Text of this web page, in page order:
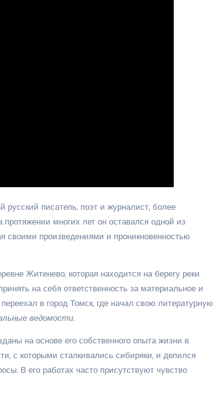
русский писатель, поэт и журналист, более
протяжении многих лет он оставался одной из
своими произведениями и проникновенностью
Житенево, которая находится на берегу реки
на себя ответственность за материальное и
в город Томск, где начал свою литературную
ведомости.
на основе его собственного опыта жизни в
с которыми сталкивались сибиряки, и делился
В его работах часто присутствуют чувство